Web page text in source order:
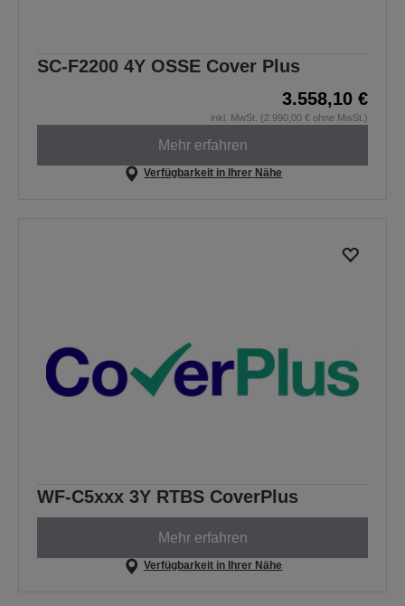
SC-F2200 4Y OSSE Cover Plus
3.558,10 €
inkl. MwSt. (2.990,00 € ohne MwSt.)
Mehr erfahren
Verfügbarkeit in Ihrer Nähe
WF-C5xxx 3Y RTBS CoverPlus
Mehr erfahren
Verfügbarkeit in Ihrer Nähe